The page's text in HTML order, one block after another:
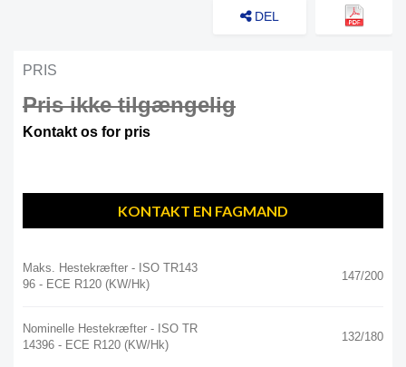
DEL
PRIS
Pris ikke tilgængelig
Kontakt os for pris
KONTAKT EN FAGMAND
Maks. Hestekræfter - ISO TR143
96 - ECE R120 (kW/hk)
147/200
Nominelle Hestekræfter - ISO TR
14396 - ECE R120 (kW/hk)
132/180